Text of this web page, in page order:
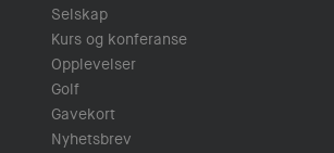
Selskap
Kurs og konferanse
Opplevelser
Golf
Gavekort
Nyhetsbrev